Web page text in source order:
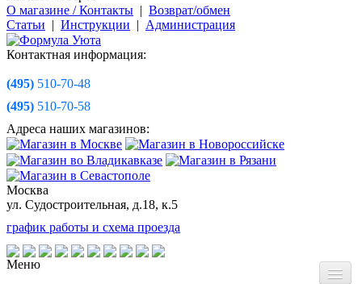
О магазине / Контакты | Возврат/обмен
Статьи | Инструкции | Администрация
Контактная информация:
(495) 510-70-48
(495) 510-70-58
Адреса наших магазинов:
Москва
ул. Судостроительная, д.18, к.5
график работы и схема проезда
Меню